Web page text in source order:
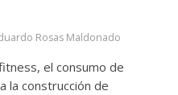
Rosas Maldonado
el consumo de
la construcción de